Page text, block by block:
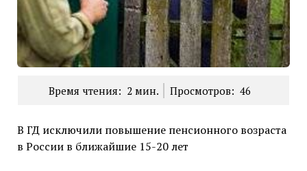
Время чтения: 2 мин. Просмотров: 46
В ГД исключили повышение пенсионного возраста
в России в ближайшие 15-20 лет